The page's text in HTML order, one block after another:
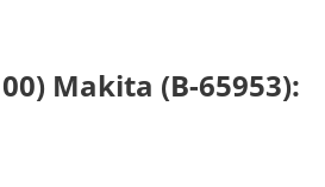
Makita (B-65953):